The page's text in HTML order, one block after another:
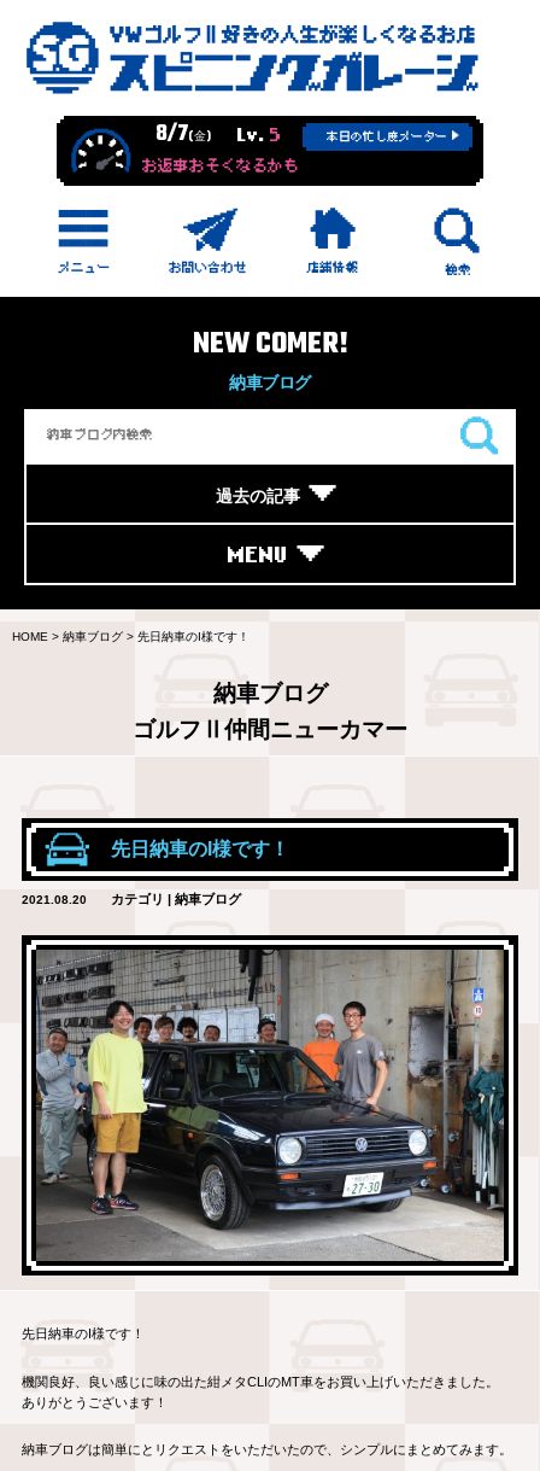
8/7(金) Lv. 5 本日の忙し度メーター
お返事おそくなるかも
NEW COMER!
納車ブログ
過去の記事
MENU
HOME > 納車ブログ > 先日納車のI様です！
納車ブログ
ゴルフⅡ仲間ニューカマー
先日納車のI様です！
2021.08.20 カテゴリ | 納車ブログ
先日納車のI様です！
機関良好、良い感じに味の出た紺メタCLIのMT車をお買い上げいただきました。
ありがとうございます！
納車ブログは簡単にとリクエストをいただいたので、シンプルにまとめてみます。